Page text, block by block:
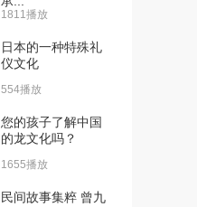
1811播放
日本的一种特殊礼
仪文化
554播放
您的孩子了解中国
的龙文化吗？
1655播放
民间故事集粹 曾九